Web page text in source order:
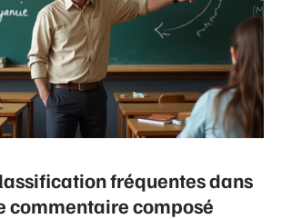
fréquentes dans
commentaire composé